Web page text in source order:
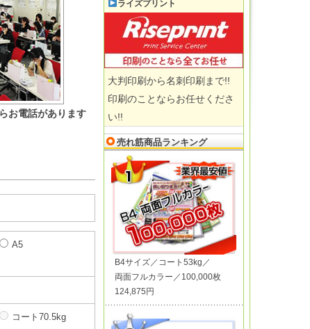
お電話があります
A5
コート70.5kg
ライズプリント
大判印刷から名刺印刷まで!!
印刷のことならお任せくださ
い!!
売れ筋商品ランキング
B4サイズ／コート53kg／
両面フルカラー／100,000枚
124,875円